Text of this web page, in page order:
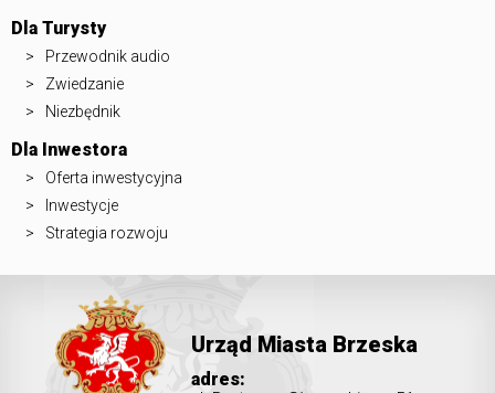
Dla Turysty
Przewodnik audio
Zwiedzanie
Niezbędnik
Dla Inwestora
Oferta inwestycyjna
Inwestycje
Strategia rozwoju
Urząd Miasta Brzeska
adres: